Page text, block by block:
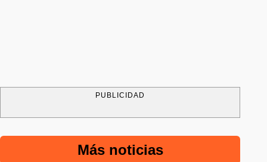
PUBLICIDAD
Más noticias